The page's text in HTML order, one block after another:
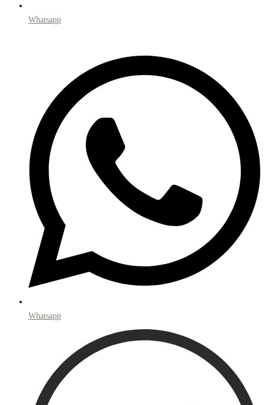
Whatsapp
Whatsapp